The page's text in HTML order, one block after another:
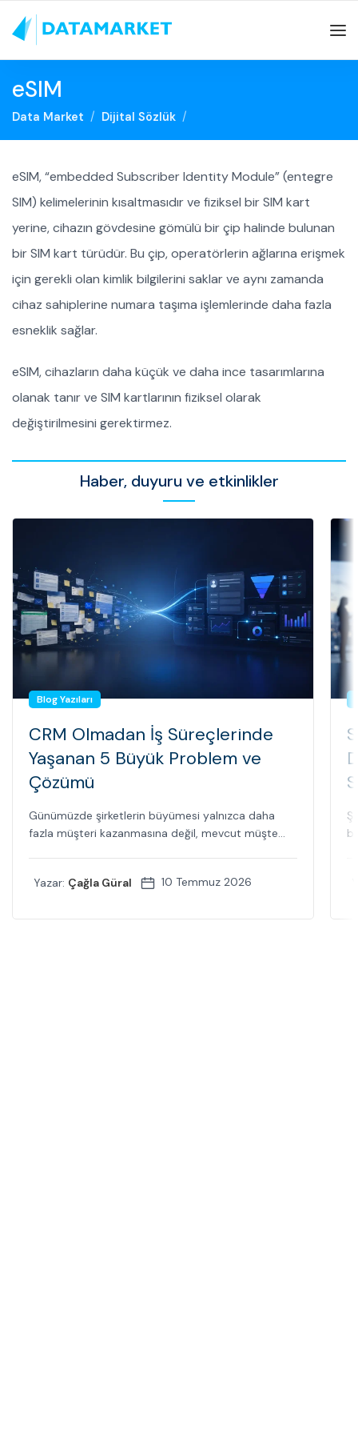
eSIM
Data Market Dijital Sözlük
eSIM, “embedded Subscriber Identity Module” (entegre
SIM) kelimelerinin kısaltmasıdır ve fiziksel bir SIM kart
yerine, cihazın gövdesine gömülü bir çip halinde bulunan
bir SIM kart türüdür. Bu çip, operatörlerin ağlarına erişmek
için gerekli olan kimlik bilgilerini saklar ve aynı zamanda
cihaz sahiplerine numara taşıma işlemlerinde daha fazla
esneklik sağlar.
eSIM, cihazların daha küçük ve daha ince tasarımlarına
olanak tanır ve SIM kartlarının fiziksel olarak
değiştirilmesini gerektirmez.
Haber, duyuru ve etkinlikler
Blog Yazıları
CRM Olmadan İş Süreçlerinde
Yaşanan 5 Büyük Problem ve
Çözümü
Günümüzde şirketlerin büyümesi yalnızca daha
fazla müşteri kazanmasına değil, mevcut müşte...
Yazar: Çağla Güral 10 Temmuz 2026